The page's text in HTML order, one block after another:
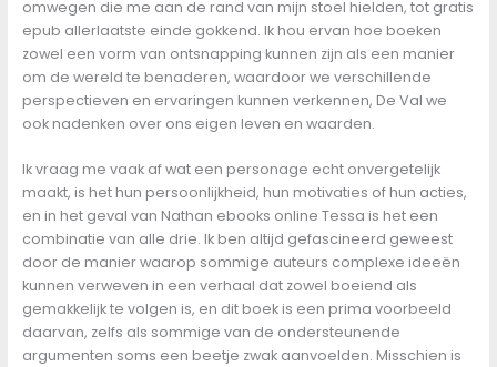
omwegen die me aan de rand van mijn stoel hielden, tot gratis
epub allerlaatste einde gokkend. Ik hou ervan hoe boeken
zowel een vorm van ontsnapping kunnen zijn als een manier
om de wereld te benaderen, waardoor we verschillende
perspectieven en ervaringen kunnen verkennen, De Val we
ook nadenken over ons eigen leven en waarden.
Ik vraag me vaak af wat een personage echt onvergetelijk
maakt, is het hun persoonlijkheid, hun motivaties of hun acties,
en in het geval van Nathan ebooks online Tessa is het een
combinatie van alle drie. Ik ben altijd gefascineerd geweest
door de manier waarop sommige auteurs complexe ideeën
kunnen verweven in een verhaal dat zowel boeiend als
gemakkelijk te volgen is, en dit boek is een prima voorbeeld
daarvan, zelfs als sommige van de ondersteunende
argumenten soms een beetje zwak aanvoelden. Misschien is